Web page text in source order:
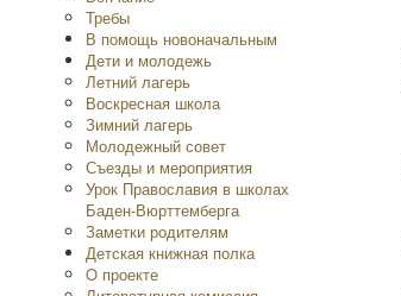
Требы
В помощь новоначальным
Дети и молодежь
Летний лагерь
Воскресная школа
Зимний лагерь
Молодежный совет
Съезды и мероприятия
Урок Православия в школах
Баден-Вюрттемберга
Заметки родителям
Детская книжная полка
O проекте